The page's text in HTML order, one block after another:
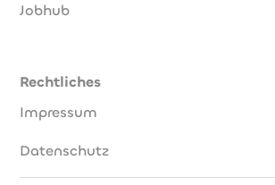
Jobhub
Rechtliches
Impressum
Datenschutz